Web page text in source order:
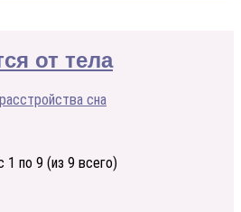
от тела
расстройства сна
по 9 (из 9 всего)